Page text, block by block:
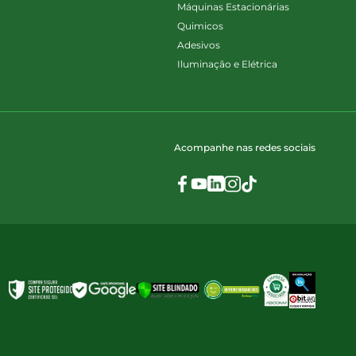
Máquinas Estacionárias
Quimicos
Adesivos
Iluminação e Elétrica
Acompanhe nas redes sociais